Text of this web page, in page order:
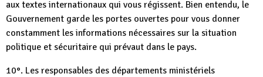
aux textes internationaux qui vous régissent. Bien entendu, le
Gouvernement garde les portes ouvertes pour vous donner
constamment les informations nécessaires sur la situation
politique et sécuritaire qui prévaut dans le pays.
10°. Les responsables des départements ministériels